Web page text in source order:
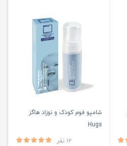
شامپو فوم کودک و نوزاد هاگز
Hugs
12 نفر